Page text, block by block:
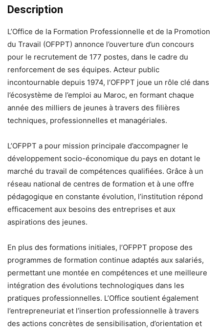
Description
L’Office de la Formation Professionnelle et de la Promotion
du Travail (OFPPT) annonce l’ouverture d’un concours
pour le recrutement de 177 postes, dans le cadre du
renforcement de ses équipes. Acteur public
incontournable depuis 1974, l’OFPPT joue un rôle clé dans
l’écosystème de l’emploi au Maroc, en formant chaque
année des milliers de jeunes à travers des filières
techniques, professionnelles et managériales.
L’OFPPT a pour mission principale d’accompagner le
développement socio-économique du pays en dotant le
marché du travail de compétences qualifiées. Grâce à un
réseau national de centres de formation et à une offre
pédagogique en constante évolution, l’institution répond
efficacement aux besoins des entreprises et aux
aspirations des jeunes.
En plus des formations initiales, l’OFPPT propose des
programmes de formation continue adaptés aux salariés,
permettant une montée en compétences et une meilleure
intégration des évolutions technologiques dans les
pratiques professionnelles. L’Office soutient également
l’entrepreneuriat et l’insertion professionnelle à travers
des actions concrètes de sensibilisation, d’orientation et